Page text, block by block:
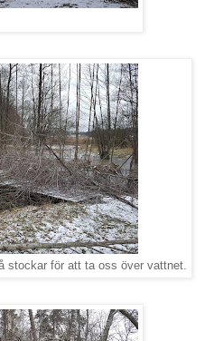
stockar för att ta oss över vattnet.